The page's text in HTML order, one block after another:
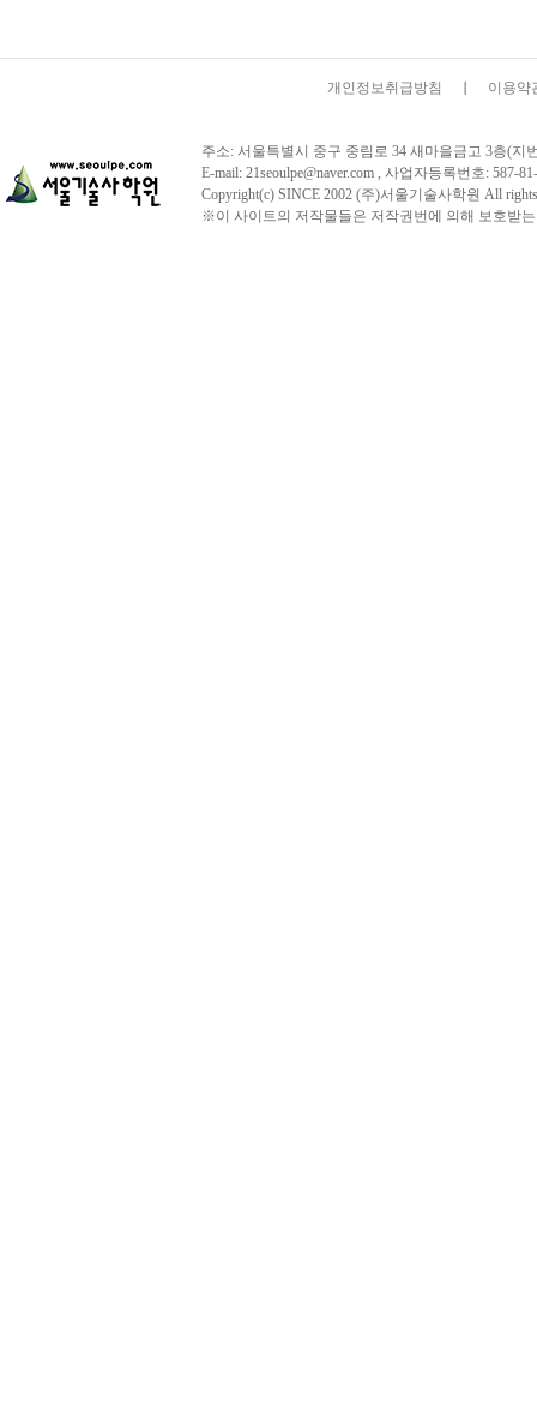
개인정보취급방침 이용약
주소: 서울특별시 중구 중림로 34 새마을금고 3층(지
E-mail: 21seoulpe@naver.com , 사업자등록번호:
Copyright(c) SINCE 2002 (주)서울기술사학원 All
※이 사이트의 저작물들은 저작권번에 의해 보호받